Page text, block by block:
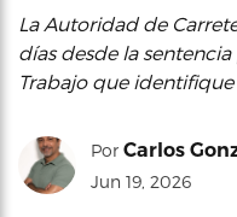
La Autoridad de
días desde la
Trabajo que identifique
Por Carlos
Jun 19, 2026